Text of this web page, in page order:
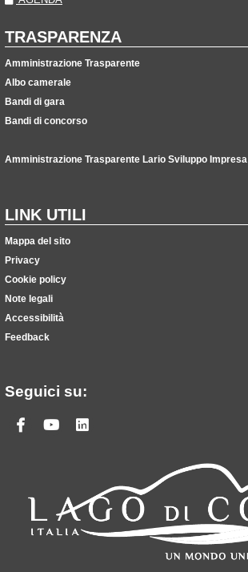
TRASPARENZA
Amministrazione Trasparente
Albo camerale
Bandi di gara
Bandi di concorso
Amministrazione Trasparente Lario Sviluppo Impresa
LINK UTILI
Mappa del sito
Privacy
Cookie policy
Note legali
Accessibilità
Feedback
Seguici su:
Facebook
Youtube